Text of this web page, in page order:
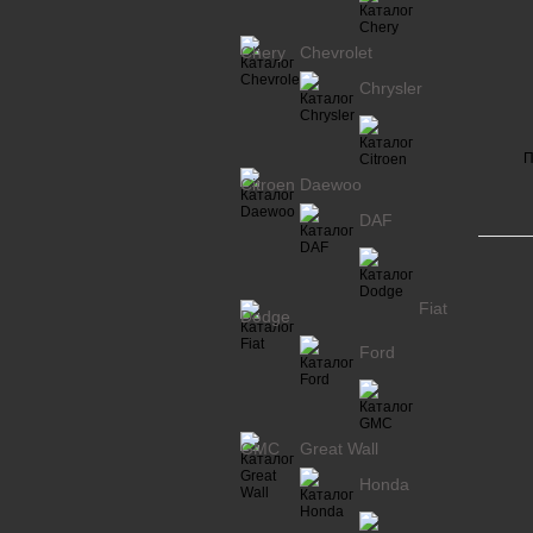
Chery
Chevrolet
Chrysler
Citroen Daewoo
DAF
Dodge Fiat
Ford
GMC
Great Wall
Honda